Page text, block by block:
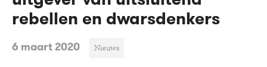
Veiligbetalen
retourneren
rebellen en dwarsdenkers
6 maart 2020 Nieuws